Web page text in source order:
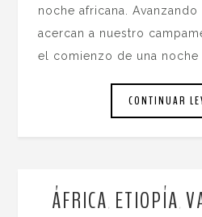
noche africana.
acercan a nuestro
el comienzo de una noche
CONTINUAR
ÁFRICA ETIOPÍA